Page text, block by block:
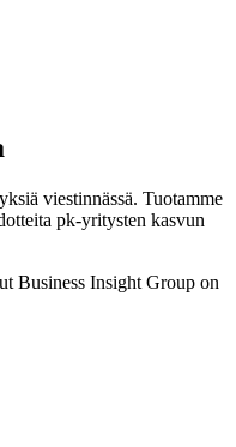
viestinnässä. Tuotamme
pk-yritysten kasvun
Business Insight Group on